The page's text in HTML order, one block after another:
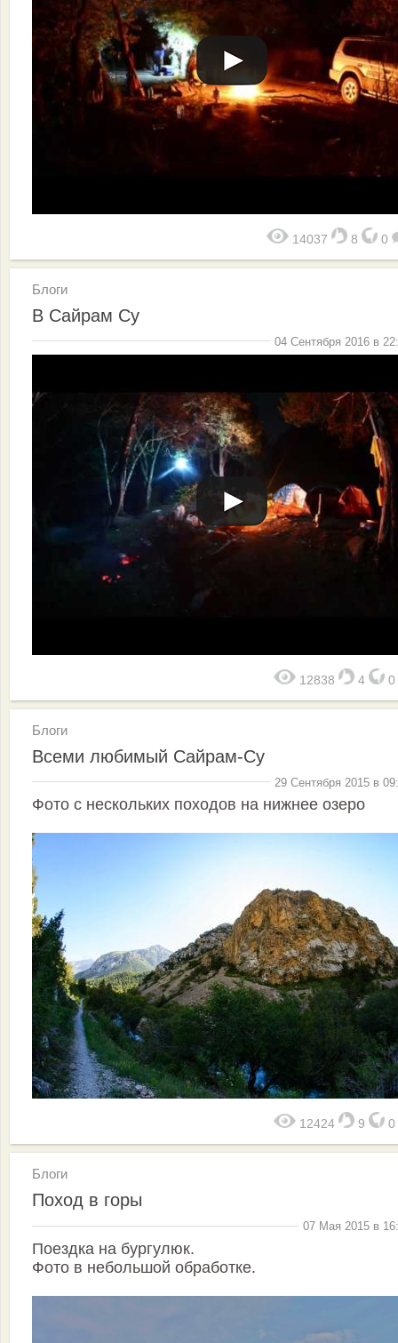
14037 8 0
Блоги
В Сайрам Су
04 Сентября 2016 в
12838 4 0
Блоги
Всеми любимый Сайрам-Су
29 Сентября 2015 в
Фото с нескольких походов на нижнее озеро
12424 9 0
Блоги
Поход в горы
07 Мая 2015 в
Поездка на бургулюк.
Фото в небольшой обработке.